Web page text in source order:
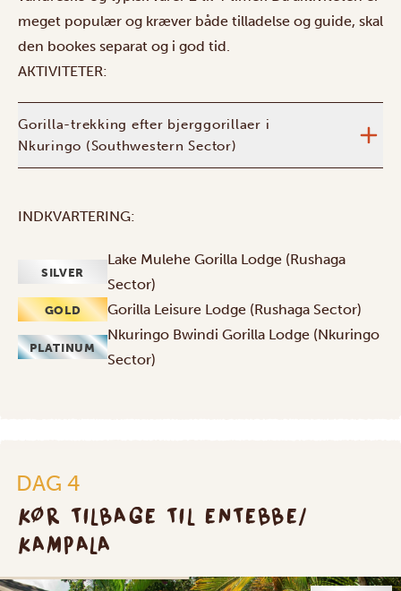
meget populær og kræver både tilladelse og guide, skal
den bookes separat og i god tid.
AKTIVITETER:
Gorilla-trekking efter bjerggorillaer i
Nkuringo (Southwestern Sector)
INDKVARTERING:
SILVER
Lake Mulehe Gorilla Lodge (Rushaga
Sector)
GOLD Gorilla Leisure Lodge (Rushaga Sector)
PLATINUM
Nkuringo Bwindi Gorilla Lodge (Nkuringo
Sector)
DAG 4
KØR TILBAGE TIL ENTEBBE/
KAMPALA